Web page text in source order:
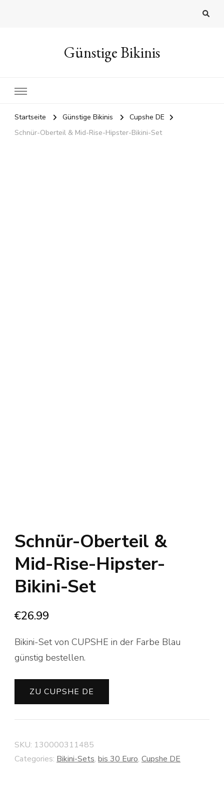
Günstige Bikinis
Startseite Günstige Bikinis
Cupshe DE
Schnür-Oberteil & Mid-Rise-Hipster-Bikini-Set
Schnür-Oberteil &
Mid-Rise-Hipster-
Bikini-Set
€26.99
Bikini-Set von CUPSHE in der Farbe Blau
günstig bestellen.
ZU CUPSHE DE
SKU: 130000311485
Categories: Bikini-Sets, bis 30 Euro, Cupshe DE